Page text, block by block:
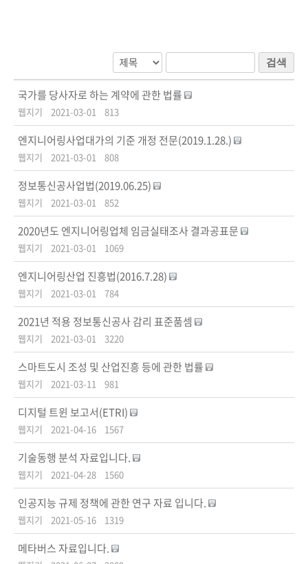
검색
국가를 당사자로 하는 계약에 관한 법률
웹지기 2021-03-01 813
엔지니어링사업대가의 기준 개정 전문(2019.1.28.)
웹지기 2021-03-01 808
정보통신공사업법(2019.06.25)
웹지기 2021-03-01 852
2020년도 엔지니어링업체 임금실태조사 결과공표문
웹지기 2021-03-01 1069
엔지니어링산업 진흥법(2016.7.28)
웹지기 2021-03-01 784
2021년 적용 정보통신공사 감리 표준품셈
웹지기 2021-03-01 3220
스마트도시 조성 및 산업진흥 등에 관한 법률
웹지기 2021-03-11 981
디지털 트윈 보고서(ETRI)
웹지기 2021-04-16 1567
기술동행 분석 자료입니다.
웹지기 2021-04-28 1560
인공지능 규제 정책에 관한 연구 자료 입니다.
웹지기 2021-05-16 1319
메타버스 자료입니다.